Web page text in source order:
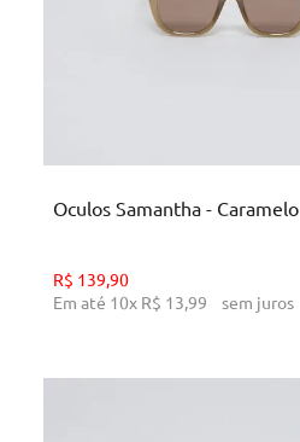
Oculos Samantha - Caramelo
R$ 139 90
Em até 10x R$ 13 99 sem juros